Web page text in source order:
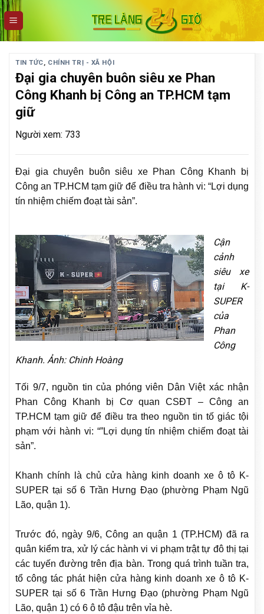
Skip
to
content
TIN TỨC, CHÍNH TRỊ - XÃ HỘI
Đại gia chuyên buôn siêu xe Phan
Công Khanh bị Công an TP.HCM tạm
giữ
Người xem: 733
Đại gia chuyên buôn siêu xe Phan Công Khanh bị
Công an TP.HCM tạm giữ để điều tra hành vi: “Lợi dụng
tín nhiệm chiếm đoạt tài sản”.
Cận
cảnh
siêu xe
tại K-
SUPER
của
Phan
Công
Khanh. Ảnh: Chinh Hoàng
Tối 9/7, nguồn tin của phóng viên Dân Việt xác nhận
Phan Công Khanh bị Cơ quan CSĐT – Công an
TP.HCM tạm giữ để điều tra theo nguồn tin tố giác tội
phạm với hành vi: “”Lợi dụng tín nhiệm chiếm đoạt tài
sản”.
Khanh chính là chủ cửa hàng kinh doanh xe ô tô K-
SUPER tại số 6 Trần Hưng Đạo (phường Phạm Ngũ
Lão, quận 1).
Trước đó, ngày 9/6, Công an quận 1 (TP.HCM) đã ra
quân kiểm tra, xử lý các hành vi vi phạm trật tự đô thị tại
các tuyến đường trên địa bàn. Trong quá trình tuần tra,
tổ công tác phát hiện cửa hàng kinh doanh xe ô tô K-
SUPER tại số 6 Trần Hưng Đạo (phường Phạm Ngũ
Lão, quận 1) có 6 ô tô đậu trên vỉa hè.